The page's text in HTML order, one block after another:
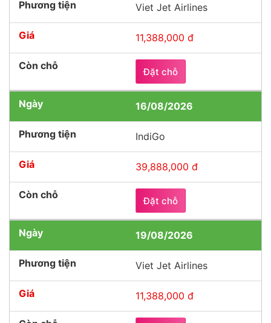
Viet Jet Airlines
11,388,000 đ
Đặt chỗ
16/08/2026
IndiGo
39,888,000 đ
Đặt chỗ
19/08/2026
Viet Jet Airlines
11,388,000 đ